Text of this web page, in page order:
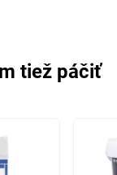
tiež páčiť